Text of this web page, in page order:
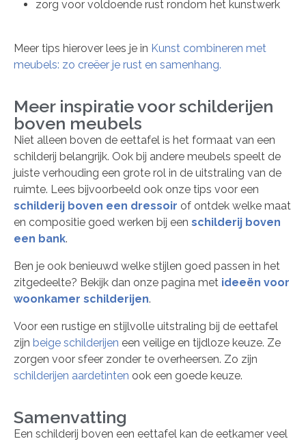
zorg voor voldoende rust rondom het kunstwerk
Meer tips hierover lees je in Kunst combineren met
meubels: zo creëer je rust en samenhang.
Meer inspiratie voor schilderijen
boven meubels
Niet alleen boven de eettafel is het formaat van een
schilderij belangrijk. Ook bij andere meubels speelt de
juiste verhouding een grote rol in de uitstraling van de
ruimte. Lees bijvoorbeeld ook onze tips voor een
schilderij boven een dressoir of ontdek welke maat
en compositie goed werken bij een schilderij boven
een bank.
Ben je ook benieuwd welke stijlen goed passen in het
zitgedeelte? Bekijk dan onze pagina met ideeën voor
woonkamer schilderijen.
Voor een rustige en stijlvolle uitstraling bij de eettafel
zijn beige schilderijen een veilige en tijdloze keuze. Ze
zorgen voor sfeer zonder te overheersen. Zo zijn
schilderijen aardetinten ook een goede keuze.
Samenvatting
Een schilderij boven een eettafel kan de eetkamer veel